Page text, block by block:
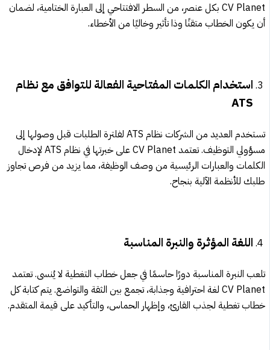
CV Planet بكل عنصر، من السطر الافتتاحي إلى العبارة الختامية، لضمان
أن يكون الخطاب متقنًا وذا تأثير وخاليًا من الأخطاء.
استخدام الكلمات المفتاحية الفعالة للتوافق مع نظام
ATS
تستخدم العديد من الشركات نظام ATS لفلترة الطلبات قبل وصولها إلى
مسؤولي التوظيف. تعتمد CV Planet على خبرتها في نظام ATS لإدخال
الكلمات والعبارات الرئيسية من وصف الوظيفة، مما يزيد من فرص تجاوز
طلبك للأنظمة الآلية بنجاح.
اللغة المؤثرة والنبرة المناسبة
تلعب النبرة المناسبة دورًا حاسمًا في جعل خطاب التغطية لا يُنسى. تعتمد
CV Planet لغة احترافية وجذابة، تجمع بين الثقة والتواضع. يتم كتابة كل
خطاب تغطية لجذب القارئ، وإظهار الحماس، والتأكيد على قيمة المتقدم.